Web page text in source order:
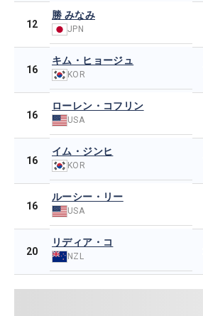
12
勝 みなみ
JPN
16
キム・ヒョージュ
KOR
16
ローレン・コフリン
USA
16
イム・ジンヒ
KOR
16
ルーシー・リー
USA
20
リディア・コ
NZL